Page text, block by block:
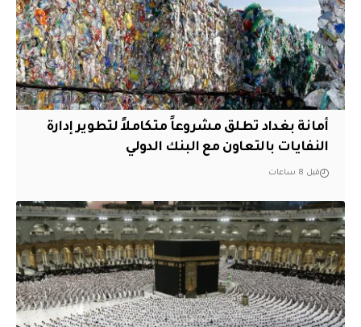
أمانة بغداد تطلق مشروعاً متكاملاً لتطوير إدارة
النفايات بالتعاون مع البنك الدولي
قبل 8 ساعات